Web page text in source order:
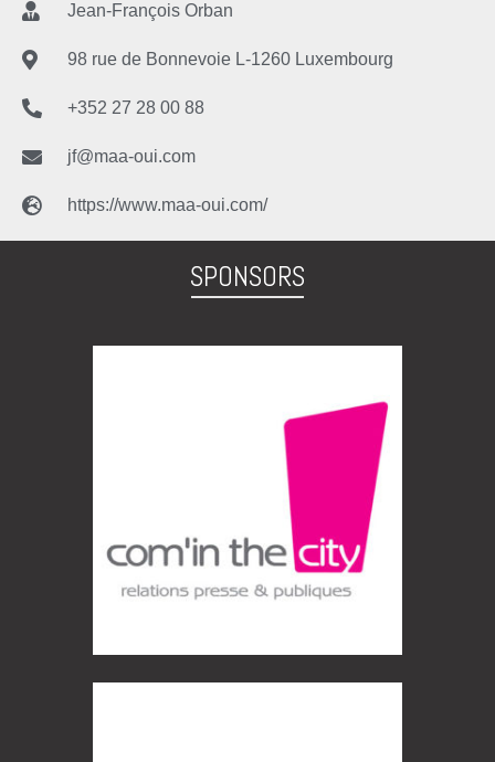
Jean-François Orban
98 rue de Bonnevoie L-1260 Luxembourg
+352 27 28 00 88
jf@maa-oui.com
https://www.maa-oui.com/
SPONSORS